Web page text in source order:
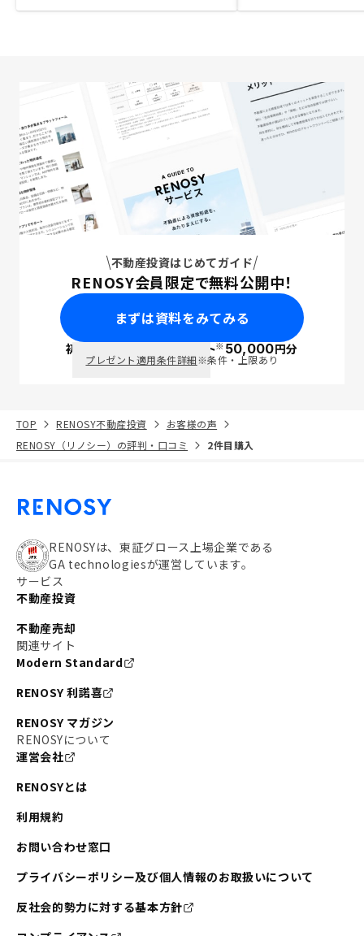
不動産投資はじめてガイド
RENOSY会員限定で無料公開中！
まずは資料をみてみる
初回面談で ポイント※50,000円分
プレゼント適用条件詳細※条件・上限あり
TOP RENOSY不動産投資
お客様の声
RENOSY（リノシー）の評判・口コミ
2件目購入
RENOSYは、東証グロース上場企業である
GA technologiesが運営しています。
サービス
不動産投資
不動産売却
関連サイト
Modern Standard
RENOSY 利諾喜
RENOSY マガジン
RENOSYについて
運営会社
RENOSYとは
利用規約
お問い合わせ窓口
プライバシーポリシー及び個人情報のお取扱いについて
反社会的勢力に対する基本方針